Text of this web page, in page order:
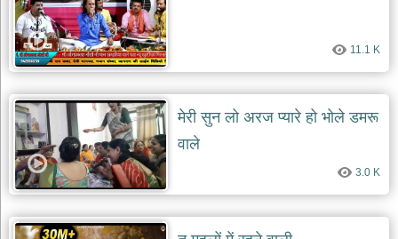
11.1 K
मेरी सुन लो अरज प्यारे हो भोले डमरू
वाले
3.0 K